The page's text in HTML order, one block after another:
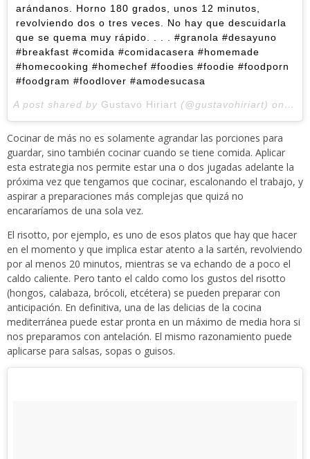
arándanos. Horno 180 grados, unos 12 minutos,
revolviendo dos o tres veces. No hay que descuidarla
que se quema muy rápido. . . . #granola #desayuno
#breakfast #comida #comidacasera #homemade
#homecooking #homechef #foodies #foodie #foodporn
#foodgram #foodlover #amodesucasa
A post shared by Gustavo Hiriart (@gustavohiriart) on Feb
Cocinar de más no es solamente agrandar las porciones para
guardar, sino también cocinar cuando se tiene comida. Aplicar
esta estrategia nos permite estar una o dos jugadas adelante la
próxima vez que tengamos que cocinar, escalonando el trabajo, y
aspirar a preparaciones más complejas que quizá no
encararíamos de una sola vez.
El risotto, por ejemplo, es uno de esos platos que hay que hacer
en el momento y que implica estar atento a la sartén, revolviendo
por al menos 20 minutos, mientras se va echando de a poco el
caldo caliente. Pero tanto el caldo como los gustos del risotto
(hongos, calabaza, brócoli, etcétera) se pueden preparar con
anticipación. En definitiva, una de las delicias de la cocina
mediterránea puede estar pronta en un máximo de media hora si
nos preparamos con antelación. El mismo razonamiento puede
aplicarse para salsas, sopas o guisos.